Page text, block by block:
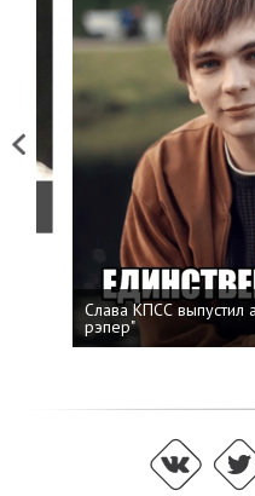
Previous
Слава КПСС выпустил
рэпер"